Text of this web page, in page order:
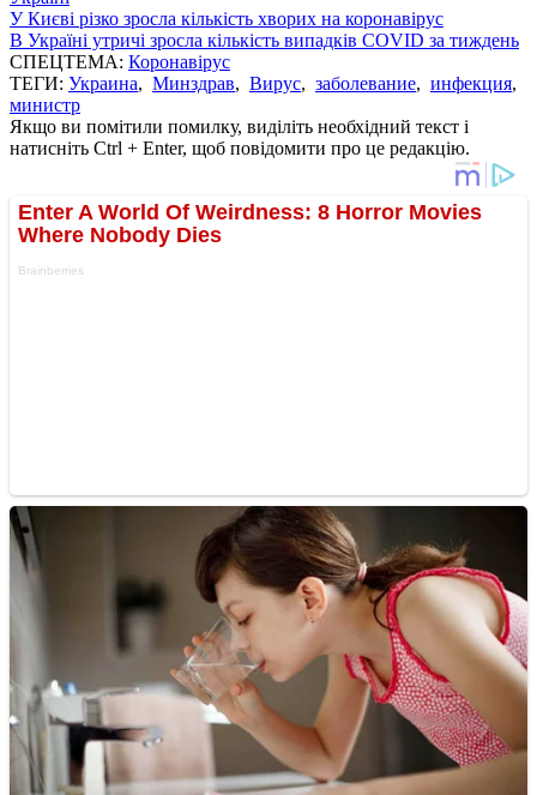
У Києві різко зросла кількість хворих на коронавірус
В Україні утричі зросла кількість випадків COVID за тиждень
СПЕЦТЕМА: Коронавірус
ТЕГИ: Украина, Минздрав, Вирус, заболевание, инфекция,
министр
Якщо ви помітили помилку, виділіть необхідний текст і
натисніть Ctrl + Enter, щоб повідомити про це редакцію.